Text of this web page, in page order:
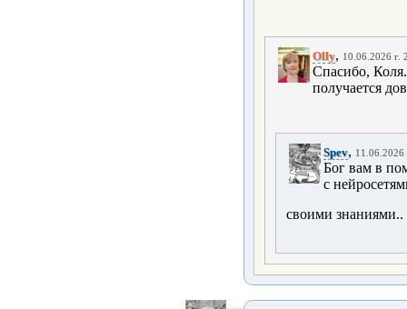
Olly, 10.06.2026 г.
Спасибо,
получается
Spev, 11.06.2026
Бог вам в
с
своими знаниями..